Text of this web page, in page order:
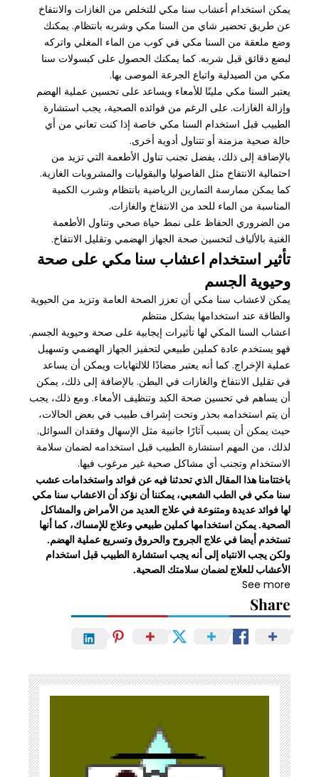
يمكن استخدام أعشاب سنا مكي للتخلص من الغازات والانتفاخ
عن طريق تحضير شاي من السنا مكي وشربه بانتظام. يمكنك
وضع ملعقة من السنا مكي في كوب من الماء المغلي واتركه
لبضع دقائق قبل شربه. كما يمكنك الحصول على كبسولات سنا
مكي من الصيدلية واتباع الجرعة الموصى بها.
يعتبر السنا مكي ملينًا للأمعاء ويساعد على تحسين عملية الهضم
وإزالة الغازات. على الرغم من فوائده الصحية، يجب استشارة
الطبيب قبل استخدام السنا مكي خاصة إذا كنت تعاني من أي
حالة صحية مزمنة أو تتناول أدوية أخرى.
بالإضافة إلى ذلك، يفضل تجنب تناول الأطعمة التي تزيد من
احتمالية الانتفاخ مثل الفاصوليا والبقوليات والمشروبات الغازية.
كما يمكن ممارسة التمارين الرياضية بانتظام وشرب الكمية
المناسبة من الماء للحد من الانتفاخ والغازات.
من الضروري الحفاظ على نمط حياة صحي وتناول الأطعمة
الغنية بالألياف لتحسين صحة الجهاز الهضمي وتقليل الانتفاخ.
تأثير استخدام اعشاب سنا مكي على صحة
وحيوية الجسم
يمكن لاعشاب سنا مكي أن تعزز الصحة العامة وتزيد من الحيوية
والطاقة عند استخدامها بشكل منتظم
اعشاب السنا المكي لها تأثيرات إيجابية على صحة وحيوية الجسم.
فهو يستخدم عادة كملين طبيعي لتحفيز الجهاز الهضمي وتسهيل
عملية الإخراج. كما أنه يعتبر مضادًا للالتهابات ويمكن أن يساعد
في تقليل الانتفاخ والغازات في البطن. بالإضافة إلى ذلك، يمكن
أن يساهم في تحسين صحة الكبد وتنظيف الأمعاء. ومع ذلك، يجب
أن يتم استخدامه بحذر وتحت إشراف طبيب في بعض الحالات،
حيث يمكن أن يسبب آثارًا جانبية مثل الإسهال وفقدان السوائل.
لذلك، من المهم استشارة الطبيب قبل استخدامه لضمان سلامة
الاستخدام وتجنب أي مشاكل صحية غير مرغوب فيها.
باختتامنا هذا المقال الذي تحدثنا فيه عن فوائد واستخدامات عشب
سنا مكي في الطب الشعبي، يمكننا أن نؤكد أن الاعشاب سنا مكي
لها فوائد عديدة ومتنوعة في علاج العديد من الأمراض والمشاكل
الصحية. يمكن استخدامها كملين طبيعي وعلاج للإمساك، كما أنها
تستخدم أيضا في علاج الجروح والحروق وتسريع عملية الهضم.
ولكن يجب الانتباه إلى أنه يجب استشارة الطبيب قبل استخدام
الأعشاب للعلاج لضمان سلامتك الصحية.
See more
Share